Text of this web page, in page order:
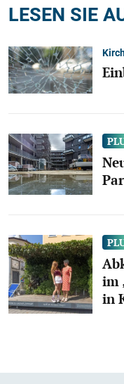
LESEN SIE
im
in